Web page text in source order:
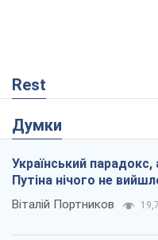
Rest
Думки
Український
Путіна нічого не
Віталій Портников